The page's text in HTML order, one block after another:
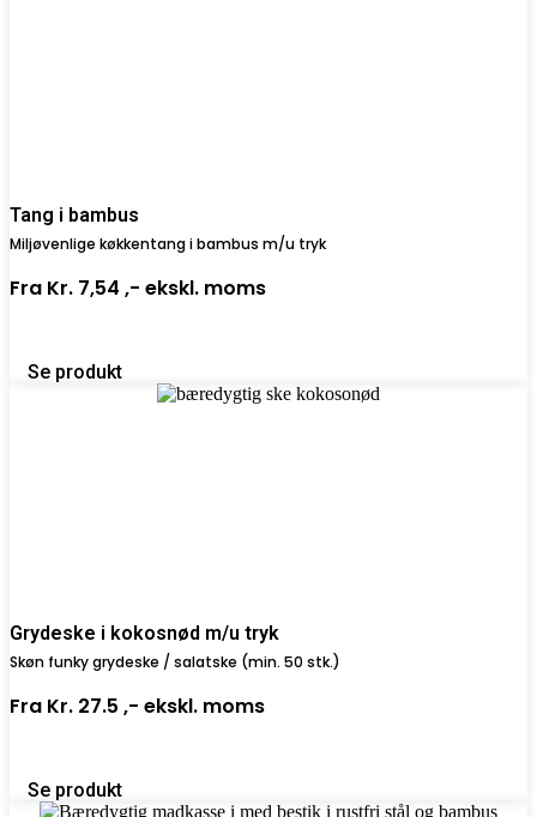
Tang i bambus
Miljøvenlige køkkentang i bambus m/u tryk
Fra Kr. 7,54 ,- ekskl. moms
Se produkt
Grydeske i kokosnød m/u tryk
Skøn funky grydeske / salatske (min. 50 stk.)
Fra Kr. 27.5 ,- ekskl. moms
Se produkt